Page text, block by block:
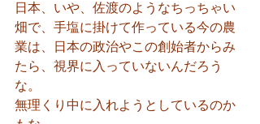
日本、いや、佐渡のようなちっちゃい
畑で、手塩に掛けて作っている今の農
業は、日本の政治やこの創始者からみ
たら、視界に入っていないんだろう
な。
無理くり中に入れようとしているのか